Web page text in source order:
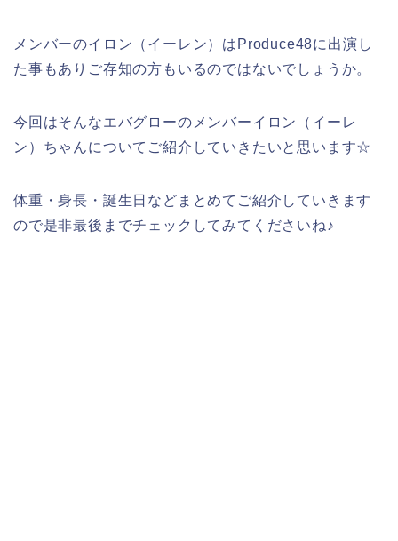
メンバーのイロン（イーレン）はProduce48に出演し
た事もありご存知の方もいるのではないでしょうか。
今回はそんなエバグローのメンバーイロン（イーレ
ン）ちゃんについてご紹介していきたいと思います☆
体重・身長・誕生日などまとめてご紹介していきます
ので是非最後までチェックしてみてくださいね♪